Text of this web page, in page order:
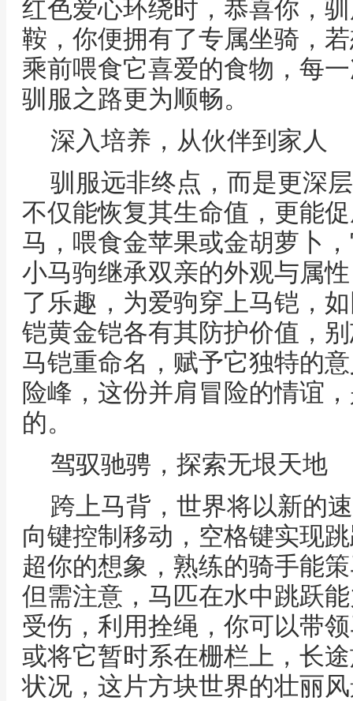
红色爱心环绕时，恭喜你，
鞍，你便拥有了专属坐骑，
乘前喂食它喜爱的食物，每
驯服之路更为顺畅。
深入培养，从伙伴到家人
驯服远非终点，而是更深
不仅能恢复其生命值，更能
马，喂食金苹果或金胡萝卜
小马驹继承双亲的外观与属
了乐趣，为爱驹穿上马铠，
铠黄金铠各有其防护价值，
马铠重命名，赋予它独特的
险峰，这份并肩冒险的情谊
的。
驾驭驰骋，探索无垠天地
跨上马背，世界将以新的
向键控制移动，空格键实现
超你的想象，熟练的骑手能
但需注意，马匹在水中跳跃
受伤，利用拴绳，你可以带
或将它暂时系在栅栏上，长
状况，这片方块世界的壮丽